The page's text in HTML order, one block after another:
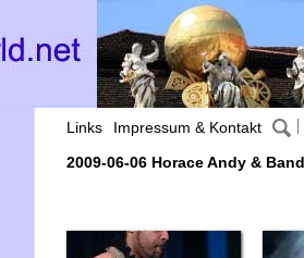
Links Impressum & Kontakt
2009-06-06 Horace Andy & Band